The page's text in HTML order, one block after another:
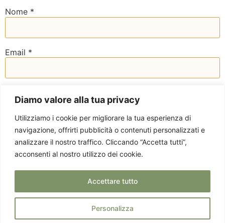
Diamo valore alla tua privacy
Utilizziamo i cookie per migliorare la tua esperienza di
navigazione, offrirti pubblicità o contenuti personalizzati e
analizzare il nostro traffico. Cliccando “Accetta tutti”,
acconsenti al nostro utilizzo dei cookie.
Personalizza
Accettare tutto
Nome *
Email *